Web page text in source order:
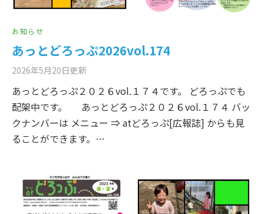
お知らせ
あっとどろっぷ2026vol.174
2026年5月20日更新
あっとどろっぷ２０２６vol.１７４です。 どろっぷでも
配架中です。 あっとどろっぷ２０２６vol.１７４ バッ
クナンバーは メニュー ⇒ atどろっぷ[広報誌] からも見
ることができます。…